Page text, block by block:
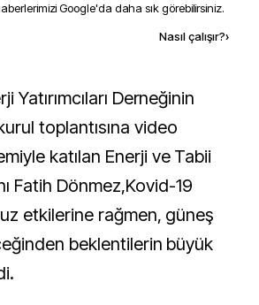
Google'da daha sık görebilirsiniz.
Nasıl çalışır?›
toplantısına video
katılan Enerji ve Tabii
Fatih Dönmez,Kovid-19
etkilerine rağmen, güneş
beklentilerin büyük